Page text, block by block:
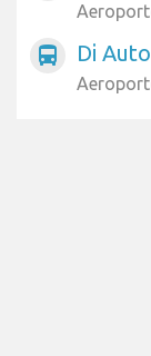
directions_bus Di